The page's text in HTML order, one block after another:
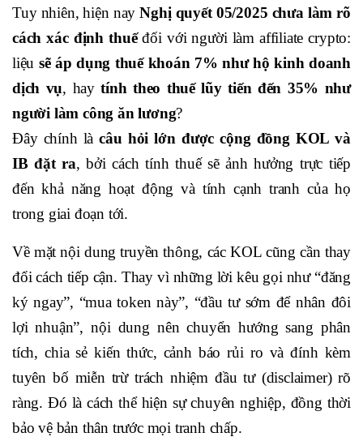
Tuy nhiên, hiện nayNghị quyết 05/2025 chưa làm rõ
cách xác định thuếđối với người làm affiliate crypto:
liệu sẽ áp dụng thuế khoán 7% như hộ kinh doanh
dịch vụ, haytính theo thuế lũy tiến đến 35% như
người làm công ăn lương?
Đây chính làcâu hỏi lớn được cộng đồng KOL và
IB đặt ra, bởi cách tính thuế sẽ ảnh hưởng trực tiếp
đến khả năng hoạt động và tính cạnh tranh của họ
trong giai đoạn tới.
Về mặt nội dung truyền thông, các KOL cũng cần thay
đổi cách tiếp cận. Thay vì những lời kêu gọi như “đăng
ký ngay”, “mua token này”, “đầu tư sớm để nhân đôi
lợi nhuận”, nội dung nên chuyển hướng sang phân
tích, chia sẻ kiến thức, cảnh báo rủi ro và đính kèm
tuyên bố miễn trừ trách nhiệm đầu tư (disclaimer) rõ
ràng. Đó là cách thể hiện sự chuyên nghiệp, đồng thời
bảo vệ bản thân trước mọi tranh chấp.